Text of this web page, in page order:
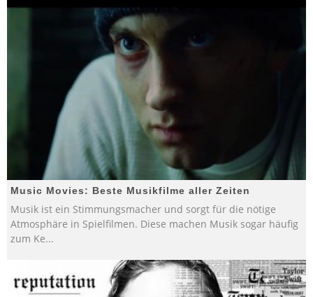
Music Movies: Beste Musikfilme aller Zeiten
Musik ist ein Stimmungsmacher und sorgt für die nötige
Atmosphäre in Spielfilmen. Diese machen Musik sogar häufig
zum Ke...